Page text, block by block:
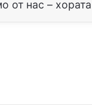
от нас –